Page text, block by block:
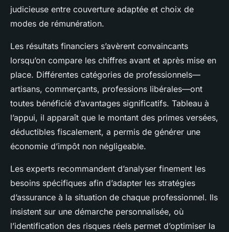
judicieuse entre couverture adaptée et choix de
modes de rémunération.
Les résultats financiers s’avèrent convaincants
lorsqu’on compare les chiffres avant et après mise en
place. Différentes catégories de professionnels—
artisans, commerçants, professions libérales—ont
toutes bénéficié d’avantages significatifs. Tableau à
l’appui, il apparaît que le montant des primes versées,
déductibles fiscalement, a permis de générer une
économie d’impôt non négligeable.
Les experts recommandent d’analyser finement les
besoins spécifiques afin d’adapter les stratégies
d’assurance à la situation de chaque professionnel. Ils
insistent sur une démarche personnalisée, où
l’identification des risques réels permet d’optimiser la